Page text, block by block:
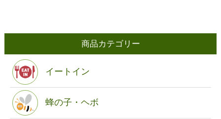
商品カテゴリー
イートイン
蜂の子・ヘボ